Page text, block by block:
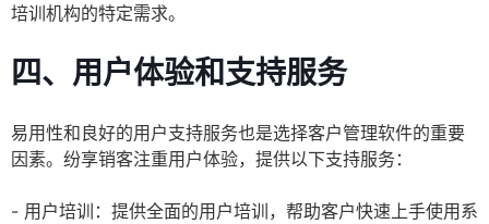
培训机构的特定需求。
四、用户体验和支持服务
易用性和良好的用户支持服务也是选择客户管理软件的重要
因素。纷享销客注重用户体验，提供以下支持服务：
- 用户培训：提供全面的用户培训，帮助客户快速上手使用系